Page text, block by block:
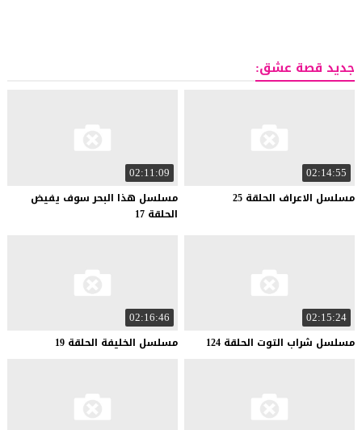
جديد قصة عشق:
02:14:55
مسلسل الاعراف الحلقة 25
02:11:09
مسلسل هذا البحر سوف يفيض
الحلقة 17
02:15:24
مسلسل شراب التوت الحلقة 124
02:16:46
مسلسل الخليفة الحلقة 19